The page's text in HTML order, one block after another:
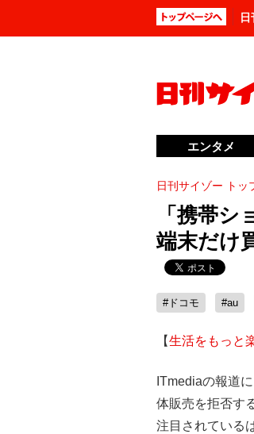
日刊サイゾー トッ
「携帯
端末だけ
#ドコモ #au
【生活をもっと
ITmediaの報道
体販売を拒否す
注目されている
エンタメ